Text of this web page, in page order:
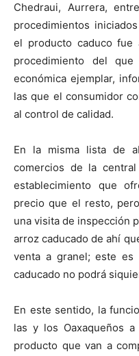
Chedraui, Aurrera,
procedimientos
el producto caduco fue
procedimiento del
económica ejemplar,
las que el consumidor
al control de calidad.
En la misma lista de
comercios de la
establecimiento que
precio que el resto,
una visita de inspección
arroz caducado de ahí
venta a granel; este
caducado no podrá
En este sentido, la
las y los Oaxaqueños
producto que van a